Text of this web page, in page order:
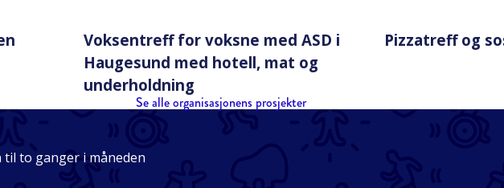
Voksentreff for voksne med ASD i
Haugesund med hotell, mat og
underholdning
Pizzatreff og
Se alle organisasjonens prosjekter
to ganger i måneden